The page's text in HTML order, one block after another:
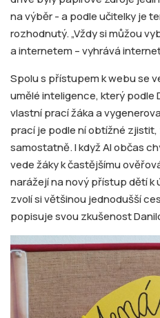
na výběr - a podle učitelky je
rozhodnutý. „Vždy si můžou
a internetem – vyhrává
Spolu s přístupem k webu se
umělé inteligence, který podle
vlastní prací žáka a
prací je podle ní obtížné
samostatně. I když AI občas
vede žáky k častějšímu
narážejí na nový přístup dětí k
zvolí si většinou jednodušší
popisuje svou zkušenost